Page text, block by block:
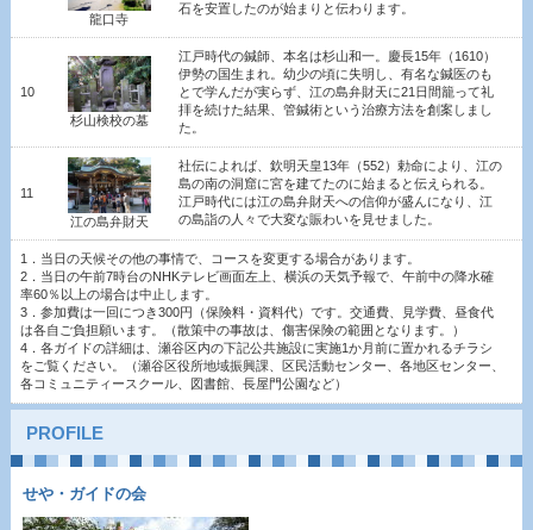
龍口寺
石を安置したのが始まりと伝わります。
10
杉山検校の墓
江戸時代の鍼師、本名は杉山和一。慶長15年（1610）
伊勢の国生まれ。幼少の頃に失明し、有名な鍼医のも
とで学んだが実らず、江の島弁財天に21日間籠って礼
拝を続けた結果、管鍼術という治療方法を創案しまし
た。
11
江の島弁財天
社伝によれば、欽明天皇13年（552）勅命により、江の
島の南の洞窟に宮を建てたのに始まると伝えられる。
江戸時代には江の島弁財天への信仰が盛んになり、江
の島詣の人々で大変な賑わいを見せました。
1．当日の天候その他の事情で、コースを変更する場合があります。
2．当日の午前7時台のNHKテレビ画面左上、横浜の天気予報で、午前中の降水確
率60％以上の場合は中止します。
3．参加費は一回につき300円（保険料・資料代）です。交通費、見学費、昼食代
は各自ご負担願います。（散策中の事故は、傷害保険の範囲となります。）
4．各ガイドの詳細は、瀬谷区内の下記公共施設に実施1か月前に置かれるチラシ
をご覧ください。（瀬谷区役所地域振興課、区民活動センター、各地区センター、
各コミュニティースクール、図書館、長屋門公園など）
PROFILE
せや・ガイドの会